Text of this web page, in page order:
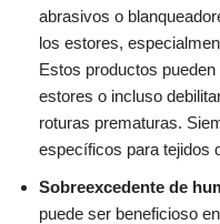
abrasivos o
los estores,
Estos productos
estores o incluso
roturas prematuras.
específicos para tejidos
Sobreexcedente de
puede ser beneficioso